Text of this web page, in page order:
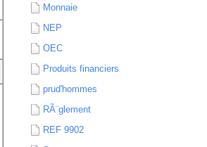
Monnaie
NEP
OEC
Produits financiers
prud'hommes
RÃ¨glement
REF 9902